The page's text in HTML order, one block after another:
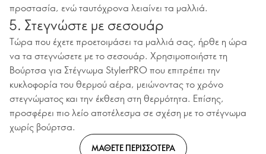
προστασία, ενώ ταυτόχρονα λειαίνει τα μαλλιά.
5. Στεγνώστε με σεσουάρ
Τώρα που έχετε προετοιμάσει τα μαλλιά σας, ήρθε η ώρα
να τα στεγνώσετε με το σεσουάρ. Χρησιμοποιήστε τη
Βούρτσα για Στέγνωμα StylerPRO που επιτρέπει την
κυκλοφορία του θερμού αέρα, μειώνοντας το χρόνο
στεγνώματος και την έκθεση στη θερμότητα. Επίσης,
προσφέρει πιο λείο αποτέλεσμα σε σχέση με το στέγνωμα
χωρίς βούρτσα.
ΜΑΘΕΤΕ ΠΕΡΙΣΣΟΤΕΡΑ